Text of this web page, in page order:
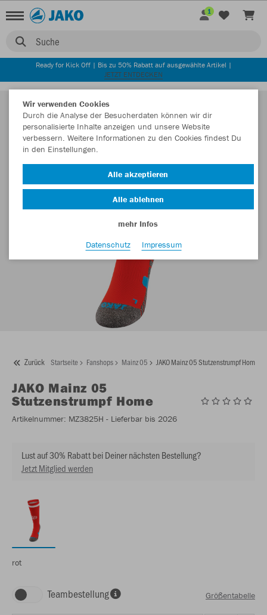
Suche
1
Ready for Kick Off | Bis zu 50% Rabatt auf ausgewählte Artikel |
JETZT ENTDECKEN
Zurück Startseite Fanshops Mainz 05 JAKO Mainz 05 Stutzenstrumpf Home
JAKO Mainz 05
Stutzenstrumpf Home
Artikelnummer: MZ3825H - Lieferbar bis 2026
Lust auf 30% Rabatt bei Deiner nächsten Bestellung?
Jetzt Mitglied werden
rot
Teambestellung Größentabelle
Wir verwenden Cookies
Durch die Analyse der Besucherdaten können wir dir
personalisierte Inhalte anzeigen und unsere Website
verbessern. Weitere Informationen zu den Cookies findest Du
in den Einstellungen.
Alle akzeptieren
Alle ablehnen
mehr Infos
Datenschutz
Impressum